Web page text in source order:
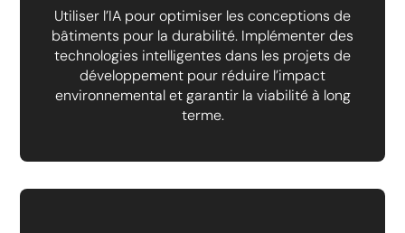
Utiliser l’IA pour optimiser les conceptions de
bâtiments pour la durabilité. Implémenter des
technologies intelligentes dans les projets de
développement pour réduire l’impact
environnemental et garantir la viabilité à long
terme.